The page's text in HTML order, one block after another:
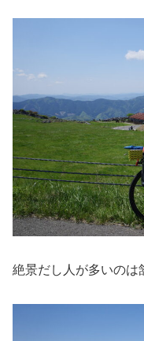
絶景だし人が多いのは